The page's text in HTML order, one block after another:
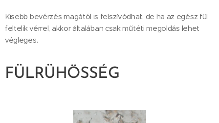
Kisebb bevérzés magától is felszívódhat, de ha az egész fül
feltelik vérrel, akkor általában csak műtéti megoldás lehet
végleges.
FÜLRÜHÖSSÉG